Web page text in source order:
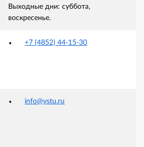
Выходные дни: суббота,
воскресенье.
+7 (4852) 44-15-30
info@ystu.ru